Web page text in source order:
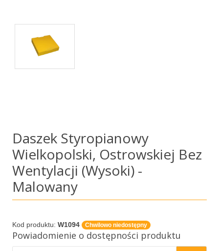
Daszek Styropianowy
Wielkopolski, Ostrowskiej Bez
Wentylacji (wysoki) -
Malowany
Kod produktu: W1094 Chwilowo niedostępny
Powiadomienie o dostępności produktu